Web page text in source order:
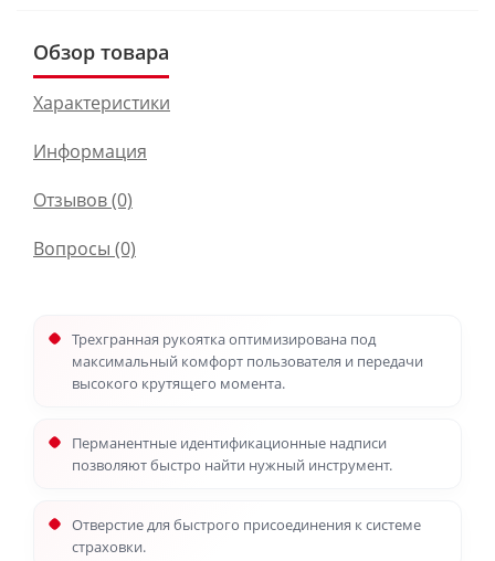
Обзор товара
Характеристики
Информация
Отзывов (0)
Вопросы (0)
Трехгранная рукоятка оптимизирована под
максимальный комфорт пользователя и передачи
высокого крутящего момента.
Перманентные идентификационные надписи
позволяют быстро найти нужный инструмент.
Отверстие для быстрого присоединения к системе
страховки.